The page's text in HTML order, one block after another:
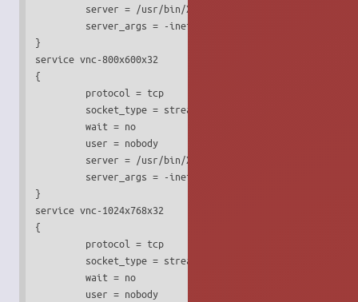
         server = /usr/bin/Xvnc
server_args = -inetd -query localhost -once -
}
service vnc-800x600x32
{
         protocol = tcp
         socket_type = stream
         wait = no
         user = nobody
         server = /usr/bin/Xvnc
server_args = -inetd -query localhost -once -
}
service vnc-1024x768x32
{
         protocol = tcp
         socket_type = stream
         wait = no
         user = nobody